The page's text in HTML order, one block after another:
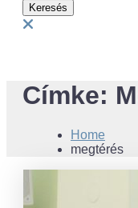
Címke:
Home
megtérés